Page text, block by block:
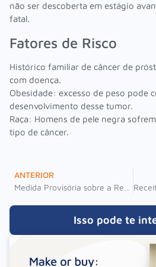
não ser descoberta em estágio
fatal.
Fatores de Risco
Histórico familiar de câncer de
com doença.
Obesidade: excesso de peso pode
desenvolvimento desse tumor.
Raça: Homens de pele negra
tipo de câncer.
ANTERIOR
Isso pode te